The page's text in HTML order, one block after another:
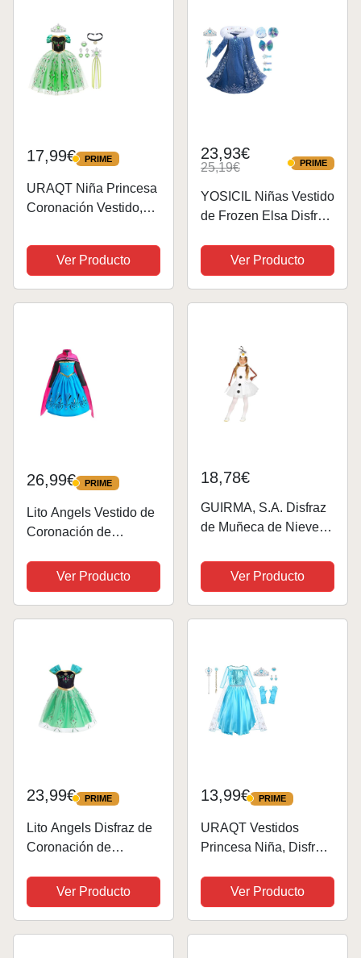
17,99€ PRIME
PRIME
URAQT Niña Princesa
Coronación Vestido,
con Varita Corona
Accesorios,
Carnaval Cosplay
Ver Producto
23,93€
25,19€ PRIME
PRIME
YOSICIL Niñas Vestido
de Frozen Elsa Disfraz
Capa Vestido Largo
Traje de Fiesta
Costume Princesa
Ver Producto
26,99€ PRIME
PRIME
Lito Angels Vestido de
Coronación de
Niñas Pequeños
Disfraz de Reino del
Hielo con Capa, Talla
Ver Producto
18,78€
GUIRMA, S.A. Disfraz
de Muñeca de Nieve
Ver Producto
23,99€ PRIME
PRIME
Lito Angels Disfraz de
Coronación de
Niñas, Vestido de
Reino del Hielo, Talla
4-5 años, Verde
Ver Producto
13,99€ PRIME
PRIME
URAQT Vestidos
Princesa Niña, Disfraz
Accesorios de
Cosplay, Vestido
Princesa con Capa de
Ver Producto